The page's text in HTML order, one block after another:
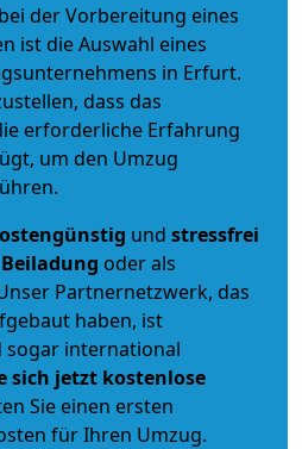
der Vorbereitung eines
ist die Auswahl eines
in Erfurt.
dass das
erforderliche Erfahrung
um den Umzug
und stressfrei
Beiladung oder als
Partnernetzwerk, das
haben, ist
sogar international
sich jetzt kostenlose
Sie einen ersten
für Ihren Umzug.